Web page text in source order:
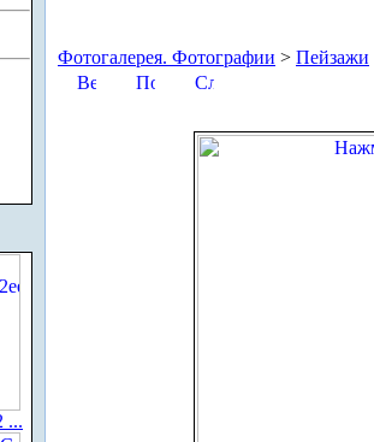
...
Фотогалерея. Фотографии > Пейзажи